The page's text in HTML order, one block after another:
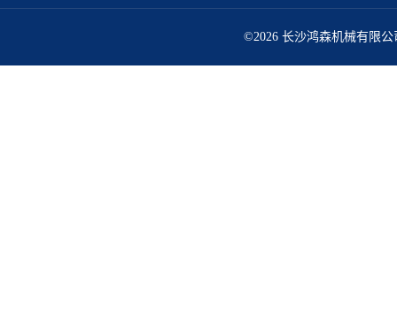
©2026 长沙鸿森机械有限